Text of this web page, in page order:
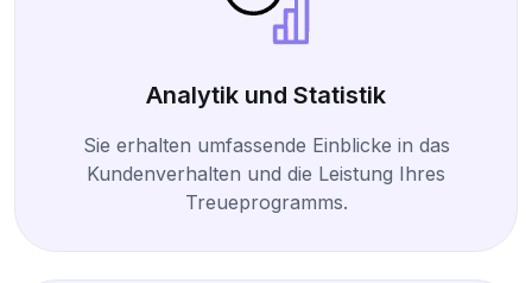
Analytik und Statistik
Sie erhalten umfassende Einblicke in das
Kundenverhalten und die Leistung Ihres
Treueprogramms.